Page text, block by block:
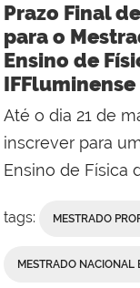
Prazo Final
para o
Ensino de
IFFluminense
Até o dia 21 de
inscrever para
Ensino de Física
tags: MESTRADO
MESTRADO NACIONAL